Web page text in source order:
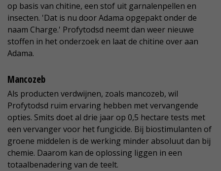
op basis van chitine, een stof uit garnalenpellen en
insecten. 'Dat is nu door Adama opgepakt onder de
naam Charge.' Profytodsd neemt dan weer nieuwe
stoffen in het onderzoek en laat de chitine over aan
Adama.
Mancozeb
Als producten verdwijnen, zoals mancozeb, wil
Profytodsd ruim ervaring hebben met vervangende
opties. Smits doet al drie jaar op 0,5 hectare tests met
een vervanger voor het fungicide. Bij biostimulanten of
groene middelen is de werking minder absoluut dan bij
chemie. Daarom kan de oplossing liggen in een
totaalbenadering van de teelt.